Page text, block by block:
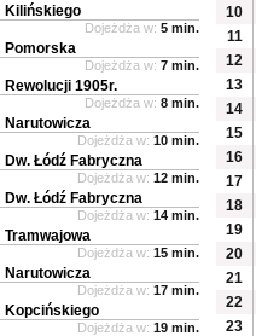
10
11
12
13
14
15
16
17
18
19
20
21
22
23
Kilińskiego
Dojeżdża w: 5 min.
Pomorska
Dojeżdża w: 7 min.
Rewolucji 1905r.
Dojeżdża w: 8 min.
Narutowicza
Dojeżdża w: 10 min.
Dw. Łódź Fabryczna
Dojeżdża w: 12 min.
Dw. Łódź Fabryczna
Dojeżdża w: 14 min.
Tramwajowa
Dojeżdża w: 15 min.
Narutowicza
Dojeżdża w: 17 min.
Kopcińskiego
Dojeżdża w: 19 min.